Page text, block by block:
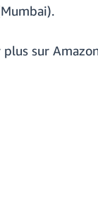
plus sur